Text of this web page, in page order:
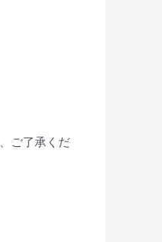
ご了承くだ